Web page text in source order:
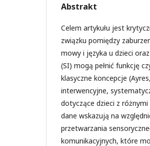
Abstrakt
Celem artykułu jest
związku pomiędzy
mowy i języka u dzieci
(SI) mogą pełnić funkcję
klasyczne koncepcje
interwencyjne,
dotyczące dzieci z
dane wskazują na
przetwarzania
komunikacyjnych, które